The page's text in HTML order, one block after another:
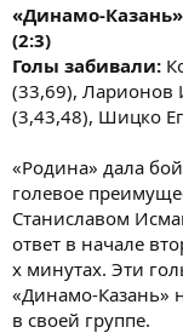
«Динамо-
(2:3)
Голы забивали:
(33,69), Ларионов
(3,43,48), Шицко
«Родина» дала
голевое
Станиславом
ответ в начале
х минутах. Эти
«Динамо-Казань»
в своей группе.